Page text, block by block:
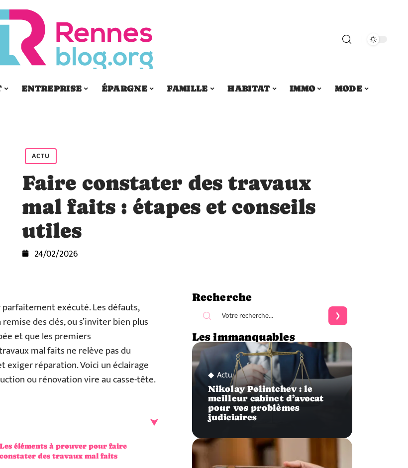
ENTREPRISE ÉPARGNE FAMILLE HABITAT IMMO
MODE
ACTU
Faire constater des travaux
mal faits : étapes et conseils
utiles
24/02/2026
exécuté. Les défauts,
des clés, ou s’inviter bien plus
et que les premiers
mal faits ne relève pas du
exiger réparation. Voici un éclairage
ou rénovation vire au casse-tête.
Les éléments à prouver pour faire
constater des travaux mal faits
Recherche
Les immanquables
Actu
Nikolay Polintchev : le
meilleur cabinet d’avocat
pour vos problèmes
judiciaires